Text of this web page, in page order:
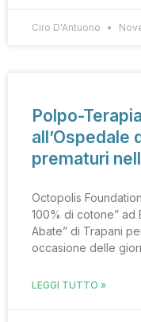
Ciro D'Antuono
Polpo-
all’Ospedale
prematuri
Octopolis
100% di cotone” ad
Abate” di Trapani
occasione delle
LEGGI TUTTO »